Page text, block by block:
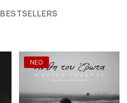
BESTSELLERS
ΝΕΟ